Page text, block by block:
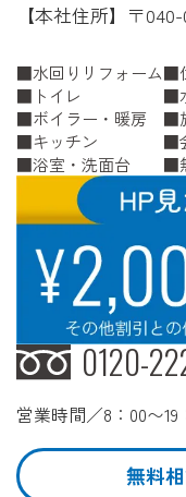
【本社住所】〒
水回りリフォーム
トイレ
ボイラー・暖房
キッチン
浴室・洗面台
0120-
営業時間／8：00〜
無料